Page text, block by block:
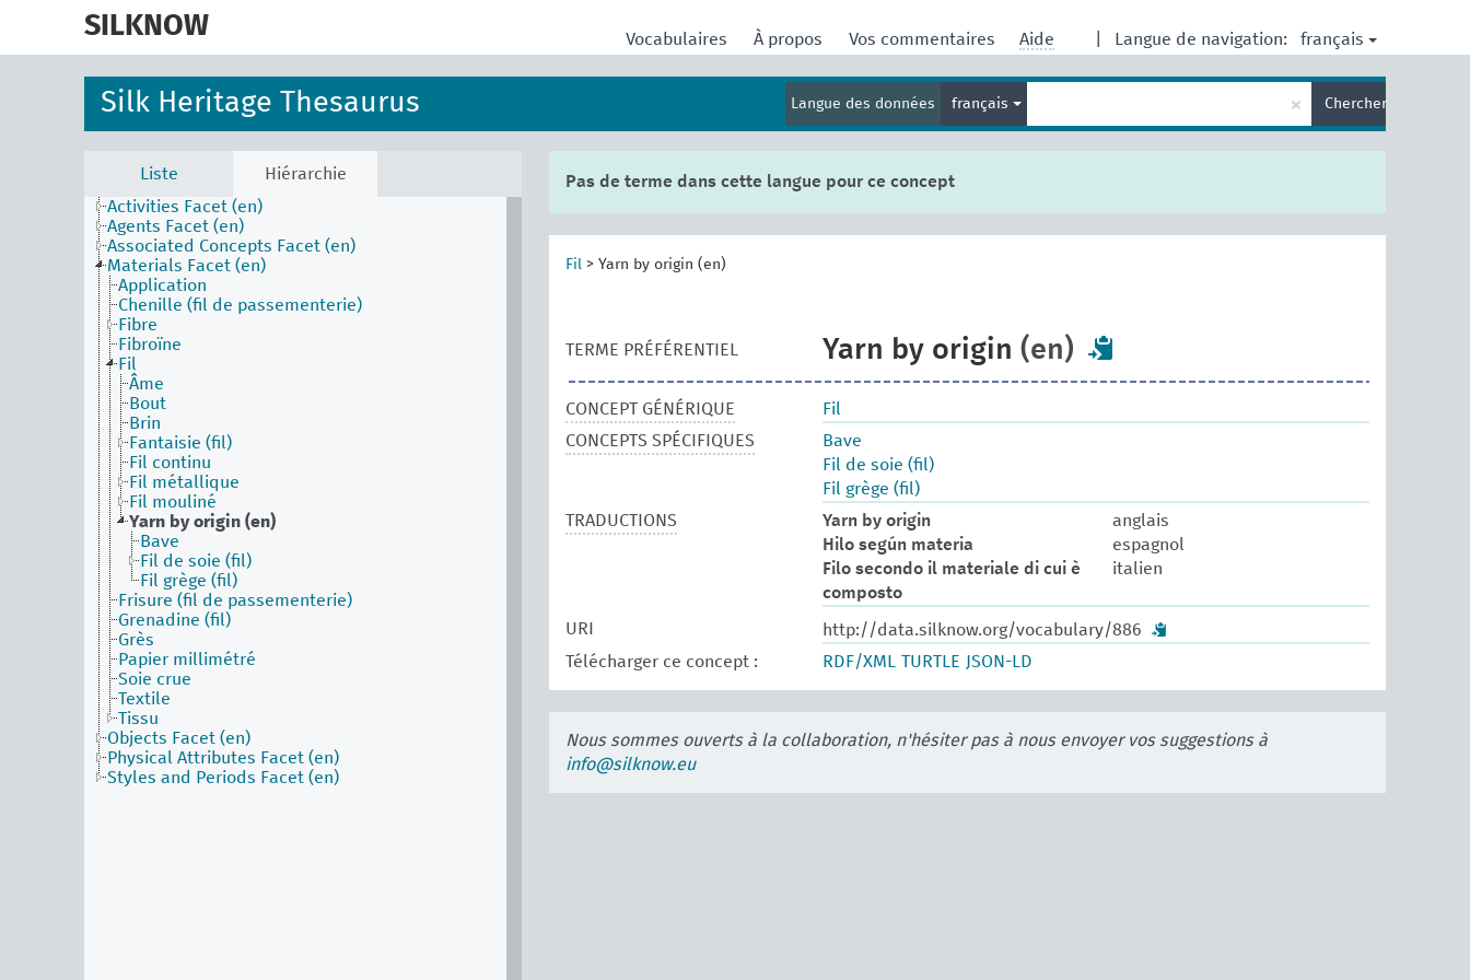
SILKNOW Langue de navigation: français
Vocabulaires À propos Vos commentaires Aide
Silk Heritage Thesaurus Langue des données français
terme
× Chercher
Liste
Hiérarchie
Activities Facet (en)
Agents Facet (en)
Associated Concepts Facet (en)
Materials Facet (en)
Application
Chenille (fil de passementerie)
Fibre
Fibroïne
Fil
Âme
Bout
Brin
Fantaisie (fil)
Fil continu
Fil métallique
Fil mouliné
Yarn by origin (en)
Bave
Fil de soie (fil)
Fil grège (fil)
Frisure (fil de passementerie)
Grenadine (fil)
Grès
Papier millimétré
Soie crue
Textile
Tissu
Objects Facet (en)
Physical Attributes Facet (en)
Styles and Periods Facet (en)
Pas de terme dans cette langue pour ce concept
Fil > Yarn by origin (en)
TERME PRÉFÉRENTIEL Yarn by origin (en)
CONCEPT GÉNÉRIQUE
Fil
CONCEPTS SPÉCIFIQUES
Bave
Fil de soie (fil)
Fil grège (fil)
TRADUCTIONS
Yarn by origin
anglais
Hilo según materia
espagnol
Filo secondo il materiale di cui è
composto
italien
URI
http://data.silknow.org/vocabulary/886
Télécharger ce concept :
RDF/XML TURTLE JSON-LD
Nous sommes ouverts à la collaboration, n'hésiter pas à nous envoyer vos suggestions à
info@silknow.eu